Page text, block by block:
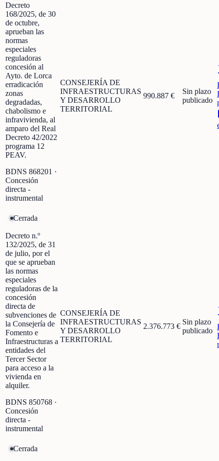
Decreto
168/2025, de 30
de octubre,
aprueban las
normas
especiales
reguladoras
concesión al
Ayto. de Lorca
erradicación
zonas
degradadas,
chabolismo e
infravivienda, al
amparo del Real
Decreto 42/2022
programa 12
PEAV.
BDNS 868201 ·
Concesión
directa -
instrumental
CONSEJERÍA DE
INFRAESTRUCTURAS
Y DESARROLLO
TERRITORIAL
990.887 €
Sin plazo
publicado
Cerrada
Decreto n.º
132/2025, de 31
de julio, por el
que se aprueban
las normas
especiales
reguladoras de la
concesión
directa de
subvenciones de
la Consejería de
Fomento e
Infraestructuras a
entidades del
Tercer Sector
para acceso a la
vivienda en
alquiler.
BDNS 850768 ·
Concesión
directa -
instrumental
CONSEJERÍA DE
INFRAESTRUCTURAS
Y DESARROLLO
TERRITORIAL
2.376.773 €
Sin plazo
publicado
Cerrada